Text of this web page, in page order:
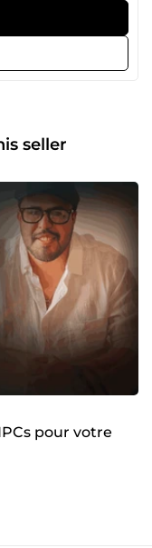
de bugs Unity
Développement VR
en production
pas à me
seller
pour votre